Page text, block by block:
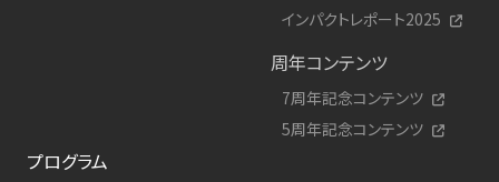
インパクトレポート2025
周年コンテンツ
7周年記念コンテンツ
5周年記念コンテンツ
プログラム